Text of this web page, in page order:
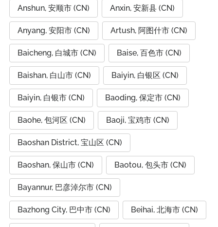
Anshun, 安顺市 (CN) Anxin, 安新县 (CN)
Anyang, 安阳市 (CN) Artush, 阿图什市 (CN)
Baicheng, 白城市 (CN) Baise, 百色市 (CN)
Baishan, 白山市 (CN) Baiyin, 白银区 (CN)
Baiyin, 白银市 (CN) Baoding, 保定市 (CN)
Baohe, 包河区 (CN) Baoji, 宝鸡市 (CN)
Baoshan District, 宝山区 (CN)
Baoshan, 保山市 (CN) Baotou, 包头市 (CN)
Bayannur, 巴彦淖尔市 (CN)
Bazhong City, 巴中市 (CN) Beihai, 北海市 (CN)